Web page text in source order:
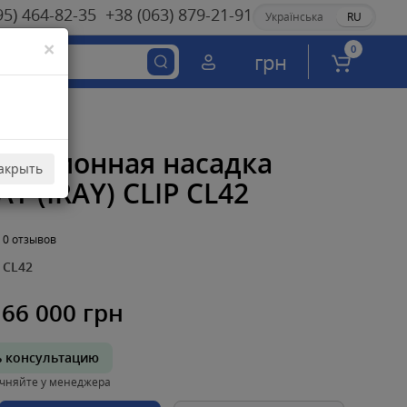
Українська RU
464-82-35 +38 (063) 879-21-91
грн 0
×
насадка
(IRAY) CLIP CL42
0 отзывов
CL42
66 000 грн
консультацию
у менеджера